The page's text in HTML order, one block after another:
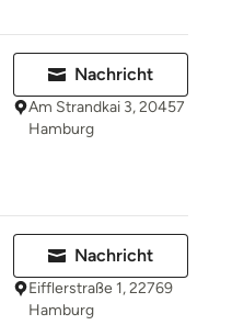
Nachricht
Am Strandkai 3, 20457
Hamburg
Nachricht
Eifflerstraße 1, 22769
Hamburg